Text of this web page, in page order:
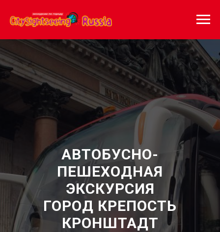
АВТОБУСНО-
ПЕШЕХОДНАЯ
ЭКСКУРСИЯ
ГОРОД КРЕПОСТЬ
КРОНШТАДТ